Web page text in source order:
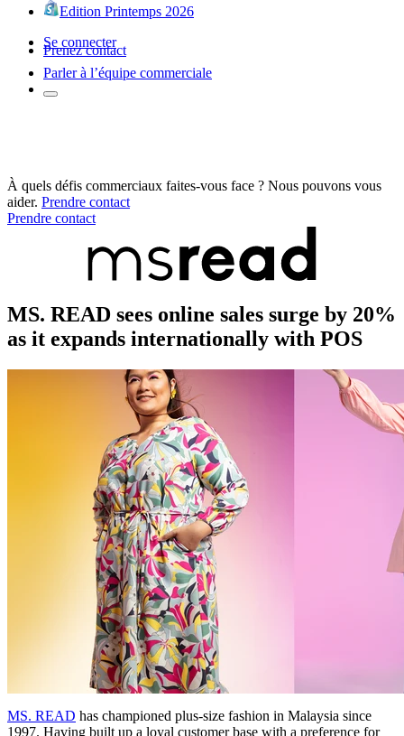
Edition Printemps 2026
Se connecter
Prenez contact
Parler à l’équipe commerciale
À quels défis commerciaux faites-vous face ? Nous pouvons vous
aider. Prendre contact
Prendre contact
MS. READ sees online sales surge by 20%
as it expands internationally with POS
MS. READ has championed plus-size fashion in Malaysia since
1997. Having built up a loyal customer base with a preference for